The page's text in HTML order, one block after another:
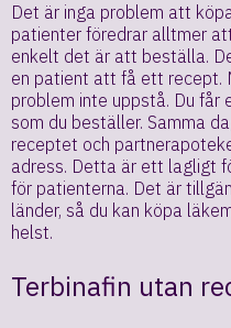
Det är inga problem att
patienter föredrar alltmer
enkelt det är att beställa.
en patient att få ett recept.
problem inte uppstå. Du får
som du beställer. Samma
receptet och
adress. Detta är ett lagligt
för patienterna. Det är
länder, så du kan köpa
helst.
Terbinafin utan